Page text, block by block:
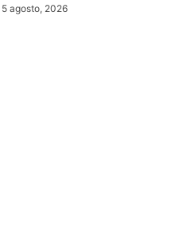
5 agosto, 2026